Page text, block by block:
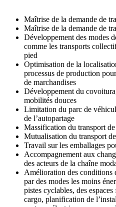
Maîtrise de la demande de
Maîtrise de la demande de
Développement des modes
comme les transports
pied
Optimisation de la
processus de production
de marchandises
Développement du
mobilités douces
Limitation du parc de
de l’autopartage
Massification du transport
Mutualisation du transport
Travail sur les emballages
Accompagnement aux
des acteurs de la chaîne
Amélioration des conditions
par des modes les moins
pistes cyclables, des
cargo, planification de